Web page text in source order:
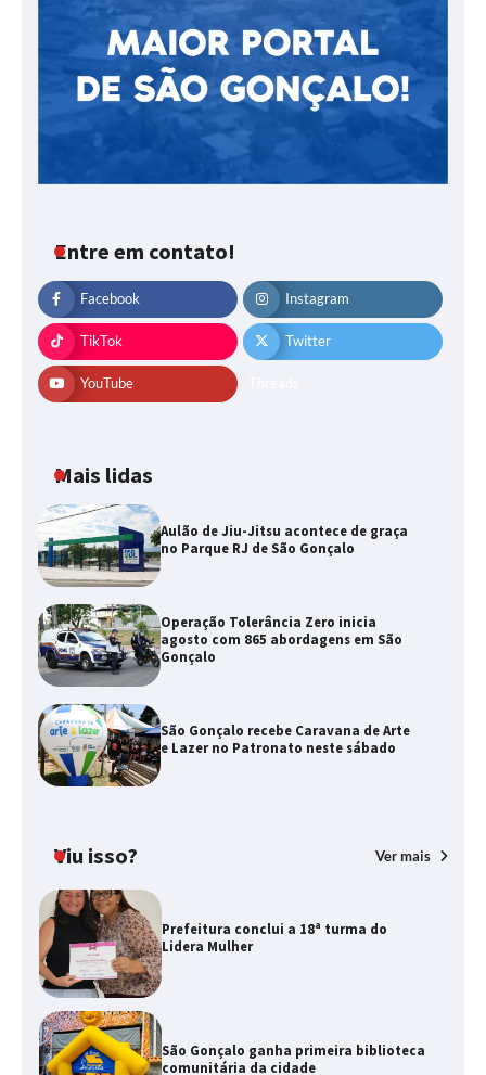
Entre em contato!
Facebook Instagram
TikTok Twitter
YouTube
Mais lidas
Aulão de Jiu-Jitsu acontece de graça
no Parque RJ de São Gonçalo
Operação Tolerância Zero inicia
agosto com 865 abordagens em São
Gonçalo
São Gonçalo recebe Caravana de Arte
e Lazer no Patronato neste sábado
Viu isso? Ver mais
Prefeitura conclui a 18ª turma do
Lidera Mulher
São Gonçalo ganha primeira biblioteca
comunitária da cidade